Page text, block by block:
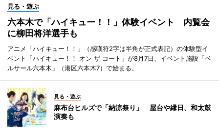
見る・遊ぶ
六本木で「ハイキュー！！」体験イベント 内覧会
に柳田将洋選手も
アニメ「ハイキュー！！」（感嘆符2字は半角が正式表記）の体験型イ
ベント「ハイキュー！！ オン ザ コート」が8月7日、イベント施設「ベ
ルサール六本木」（港区六本木7）で始まる。
見る・遊ぶ
麻布台ヒルズで「納涼祭り」 屋台や縁日、和太鼓
演奏も